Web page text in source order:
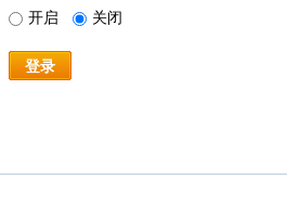
开启 关闭
登录